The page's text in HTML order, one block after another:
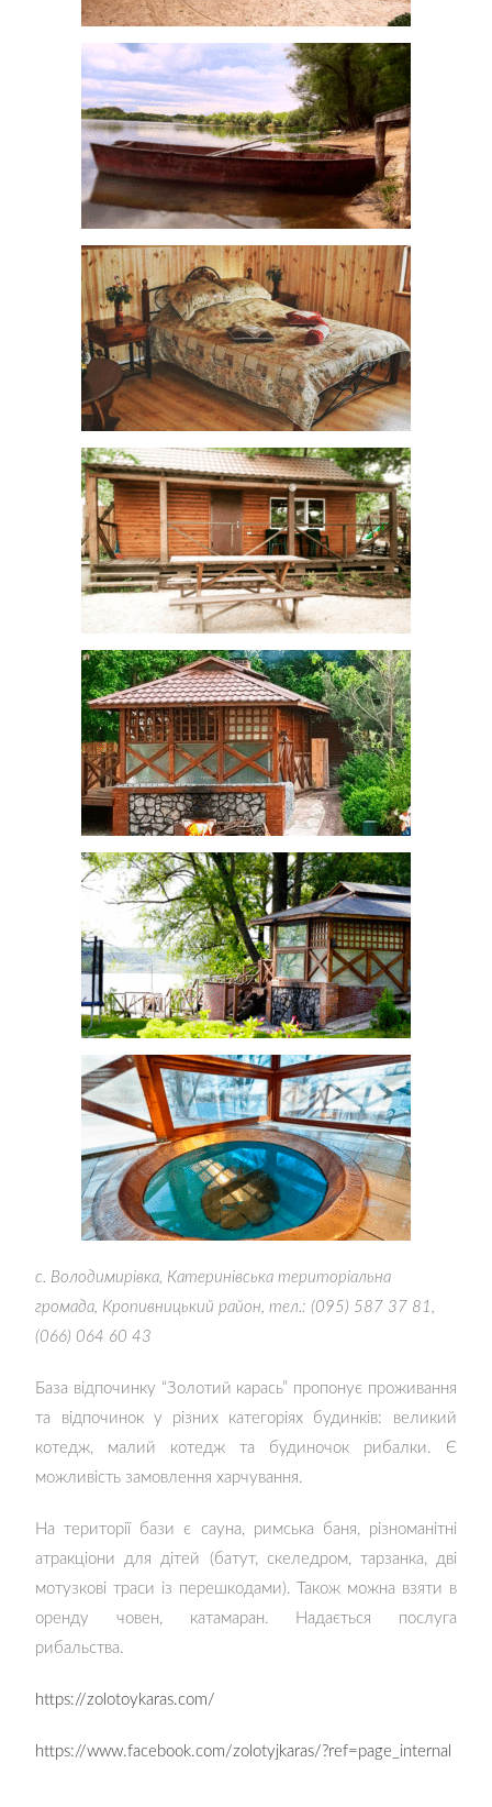
с. Володимирівка, Катеринівська територіальна
громада, Кропивницький район, тел.: (095) 587 37 81,
(066) 064 60 43
База відпочинку “Золотий карась” пропонує проживання
та відпочинок у різних категоріях будинків: великий
котедж, малий котедж та будиночок рибалки. Є
можливість замовлення харчування.
На території бази є сауна, римська баня, різноманітні
атракціони для дітей (батут, скеледром, тарзанка, дві
мотузкові траси із перешкодами). Також можна взяти в
оренду човен, катамаран. Надається послуга
рибальства.
https://zolotoykaras.com/
https://www.facebook.com/zolotyjkaras/?ref=page_internal